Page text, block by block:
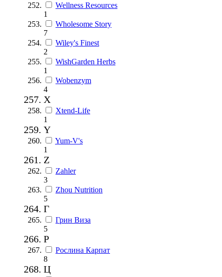
Wellness Resources
1
Wholesome Story
7
Wiley's Finest
2
WishGarden Herbs
1
Wobenzym
4
X
Xtend-Life
1
Y
Yum-V's
1
Z
Zahler
3
Zhou Nutrition
5
Г
Грин Виза
5
Р
Рослина Карпат
8
Ц